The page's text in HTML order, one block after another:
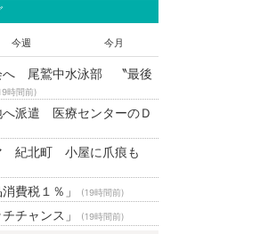
今週 今月
へ 尾鷲中水泳部 〝最後
時間前)
へ派遣 医療センターのＤ
紀北町 小屋に爪痕も
費税１％」 (19時間前)
チャンス」 (19時間前)